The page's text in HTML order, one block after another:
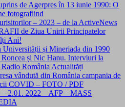
de Agerpres în 13 iunie 1990: O
fotografiind
– 2023 – de la ActiveNews
de Ziua Unirii Principatelor
Ani!
Universității și Mineriada din 1990
și Nic Hanu. Interviuri la
România Actualități
vândută din România campania de
COVID – FOTO / PDF
2.01. 2022 – AFP – MASS